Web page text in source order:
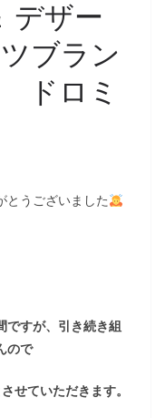
デザー
ブラン
ドロミ
とうございました
ですが、引き続き組
ので
せていただきます。